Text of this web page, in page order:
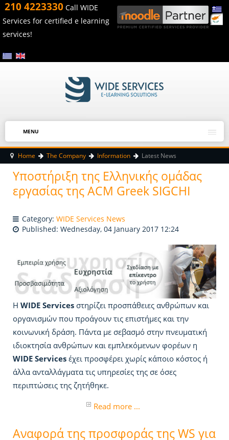
210 4223330 Call WIDE
Services for certified e learning
services!
MENU
Home The Company Information Latest News
Υποστήριξη της Ελληνικής ομάδας
εργασίας της ACM Greek SIGCHI
Category: WIDE Services News
Published: Wednesday, 04 January 2017 12:24
Η WIDE Services στηρίζει προσπάθειες ανθρώπων και
οργανισμών που προάγουν τις επιστήμες και την
κοινωνική δράση. Πάντα με σεβασμό στην πνευματική
ιδιοκτησία ανθρώπων και εμπλεκόμενων φορέων η
WIDE Services έχει προσφέρει χωρίς κάποιο κόστος ή
άλλα ανταλλάγματα τις υπηρεσίες της σε όσες
περιπτώσεις της ζητήθηκε.
Read more ...
Αναφορά της προσφοράς της WS για